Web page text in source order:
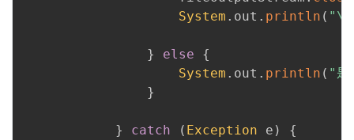
System . out . println ( "\n
} else
{
System . out . println ( "是
}
} catch ( Exception e )
{